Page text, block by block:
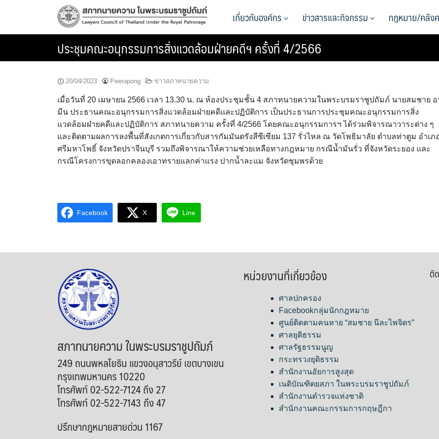
เกี่ยวกับองค์กร ข่าวสารและกิจกรรม กฎหมาย/คลัง
ประชุมคณะอนุกรรมการสิ่งแวดล้อมฝ่ายคดีฯ ครั้งที่ 4/2566
20/04/2023 Peerapong ข่าวสภาทนายความ
เมื่อวันที่ 20 เมษายน 2566 เวลา 13.30 น. ณ ห้องประชุมชั้น 4 สภาทนายความในพระบรมราชูปถัมภ์ นายสมชาย อ
มีน ประธานคณะอนุกรรมการสิ่งแวดล้อมฝ่ายคดีและปฏิบัติการ เป็นประธานการประชุมคณะอนุกรรมการสิ่ง
แวดล้อมฝ่ายคดีและปฏิบัติการ สภาทนายความ ครั้งที่ 4/2566 โดยคณะอนุกรรมการฯ ได้ร่วมพิจารณาวาระต่าง ๆ
และติดตามผลการลงพื้นที่สังเกตการเกี่ยวกับสารกัมมันตรังสีซีเซียม 137 รั่วไหล ณ วัดโพธิมาลัย ตำบลท่าตูม อำเภ
ศรีมหาโพธิ์ จังหวัดปราจีนบุรี รวมถึงพิจารณาให้ความช่วยเหลือทางกฎหมาย กรณีน้ำมันรั่ว ที่จังหวัดระยอง และ
กรณีโครงการขุดลอกคลองเอาทรายแลกค่าแรง ปากน้ำละแม จังหวัดชุมพรด้วย
Facebook X Line
สภาทนายความ ในพระบรมราชูปถัมภ์
249 ถนนพหลโยธิน แขวงอนุสาวรีย์ เขตบางเขน
กรุงเทพมหานคร 10220
โทรศัพท์ 02-522-7124 ถึง 27
โทรศัพท์ 02-522-7143 ถึง 47
ปรึกษากฎหมายสายด่วน 1167
หน่วยงานที่เกี่ยวข้อง
ศาลปกครอง
Facebookกลุ่มนักกฎหมาย
ศูนย์ติดตามคนหาย “สมชาย นีละไพจิตร”
ศาลยุติธรรม
ศาลรัฐธรรมนูญ
กระทรวงยุติธรรม
สำนักงานอัยการสูงสุด
เนติบัณฑิตยสภา ในพระบรมราชูปถัมภ์
สำนักงานตำรวจแห่งชาติ
สำนักงานคณะกรรมการกฤษฎีกา
ติ